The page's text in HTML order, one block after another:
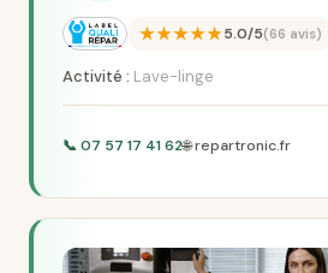
★★★★★5.0/5(66 avis)
Activité : Lave-linge
📞 07 57 17 41 62🌐 repartronic.fr